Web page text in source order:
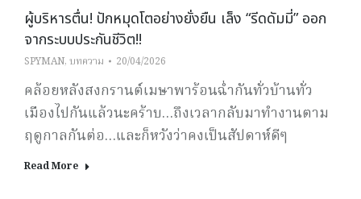
ผู้บริหารตื่น! ปักหมุดโตอย่างยั่งยืน เล็ง “รีดดัมมี่” ออก
จากระบบประกันชีวิต!!
SPYMAN, บทความ 20/04/2026
คล้อยหลังสงกรานต์เมษาพาร้อนฉ่ำกันทั่วบ้านทั่ว
เมืองไปกันแล้วนะคร้าบ…ถึงเวลากลับมาทำงานตาม
ฤดูกาลกันต่อ…และก็หวังว่าคงเป็นสัปดาห์ดีๆ
Read More